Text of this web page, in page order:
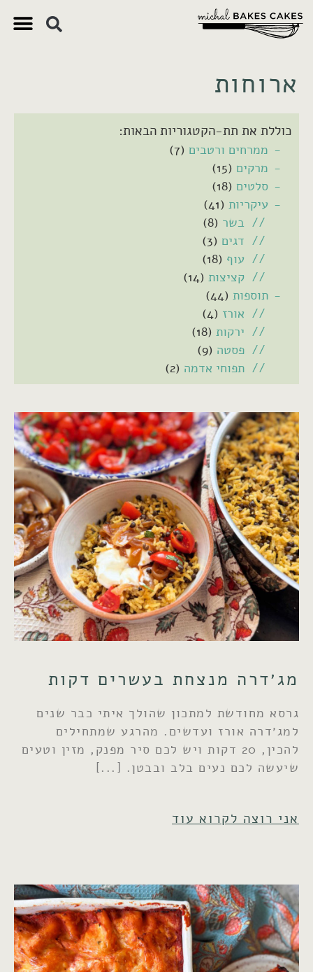
ארוחות
כוללת את תת-הקטגוריות הבאות:
ממרחים ורטבים (7)
מרקים (15)
סלטים (18)
עיקריות (41)
בשר (8)
דגים (3)
עוף (18)
קציצות (14)
תוספות (44)
אורז (4)
ירקות (18)
פסטה (9)
תפוחי אדמה (2)
מג׳דרה מנצחת בעשרים דקות
גרסא מחודשת למתכון שהולך איתי כבר שנים
למג׳דרה אורז ועדשים. מהרגע שמתחילים
להכין, 20 דקות ויש לכם סיר מפנק, מזין וטעים
שיעשה לכם נעים בלב ובבטן.
אני רוצה לקרוא עוד